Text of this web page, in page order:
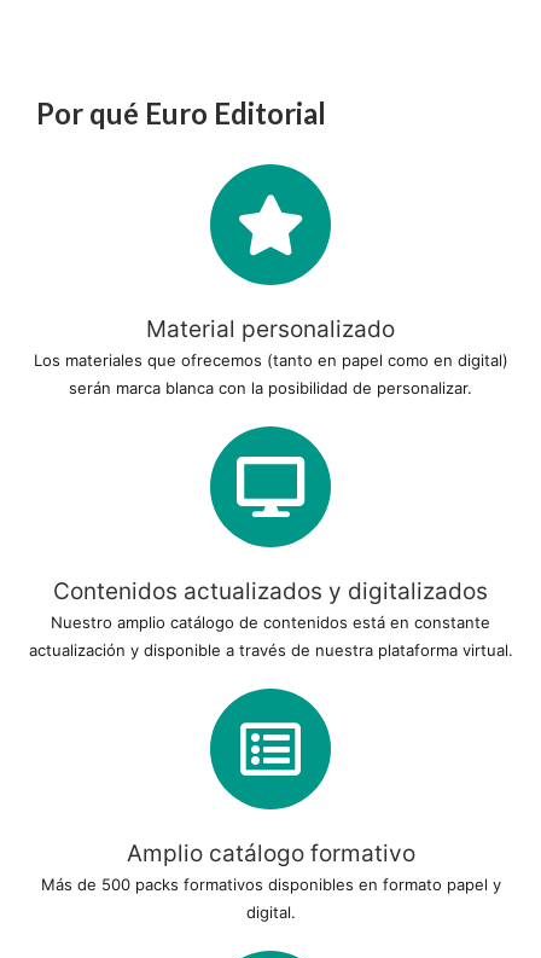
Por qué Euro Editorial
Material personalizado
Los materiales que ofrecemos (tanto en papel como en digital)
serán marca blanca con la posibilidad de personalizar.
Contenidos actualizados y digitalizados
Nuestro amplio catálogo de contenidos está en constante
actualización y disponible a través de nuestra plataforma virtual.
Amplio catálogo formativo
Más de 500 packs formativos disponibles en formato papel y
digital.